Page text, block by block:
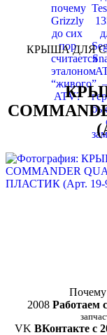
КРЫША ДЛЯ
Почему
2008 Работаем
VK ВКонтакте с